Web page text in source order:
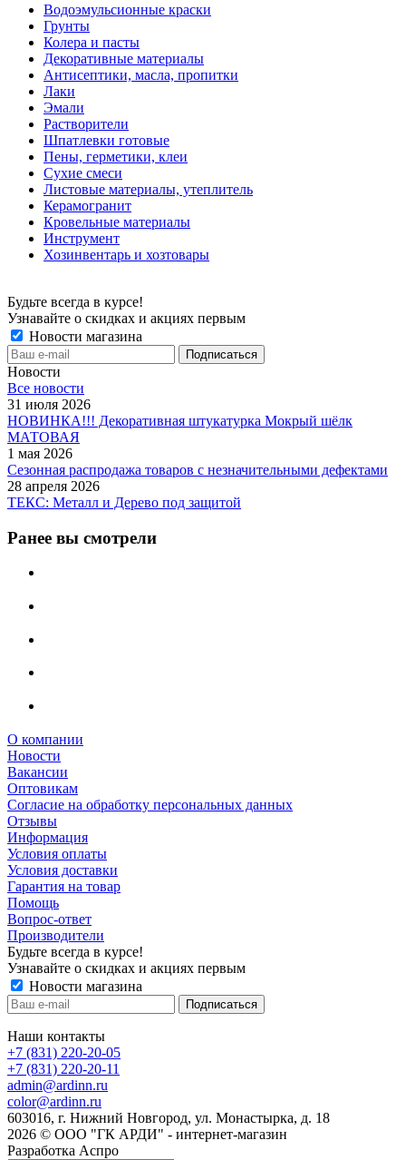
Водоэмульсионные краски
Грунты
Колера и пасты
Декоративные материалы
Антисептики, масла, пропитки
Лаки
Эмали
Растворители
Шпатлевки готовые
Пены, герметики, клеи
Сухие смеси
Листовые материалы, утеплитель
Керамогранит
Кровельные материалы
Инструмент
Хозинвентарь и хозтовары
Будьте всегда в курсе!
Узнавайте о скидках и акциях первым
Новости магазина
Новости
Все новости
31 июля 2026
НОВИНКА!!! Декоративная штукатурка Мокрый шёлк
МАТОВАЯ
1 мая 2026
Сезонная распродажа товаров с незначительными дефектами
28 апреля 2026
ТЕКС: Металл и Дерево под защитой
Ранее вы смотрели
О компании
Новости
Вакансии
Оптовикам
Cогласие на обработку персональных данных
Отзывы
Информация
Условия оплаты
Условия доставки
Гарантия на товар
Помощь
Вопрос-ответ
Производители
Будьте всегда в курсе!
Узнавайте о скидках и акциях первым
Новости магазина
Наши контакты
+7 (831) 220-20-05
+7 (831) 220-20-11
admin@ardinn.ru
color@ardinn.ru
603016, г. Нижний Новгород, ул. Монастырка, д. 18
2026 © ООО "ГК АРДИ" - интернет-магазин
Разработка Аспро